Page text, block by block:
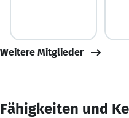
Weitere Mitglieder
Fähigkeiten und